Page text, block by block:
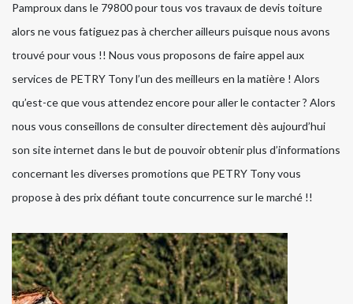
Pamproux dans le 79800 pour tous vos travaux de devis toiture
alors ne vous fatiguez pas à chercher ailleurs puisque nous avons
trouvé pour vous !! Nous vous proposons de faire appel aux
services de PETRY Tony l’un des meilleurs en la matière ! Alors
qu’est-ce que vous attendez encore pour aller le contacter ? Alors
nous vous conseillons de consulter directement dès aujourd’hui
son site internet dans le but de pouvoir obtenir plus d’informations
concernant les diverses promotions que PETRY Tony vous
propose à des prix défiant toute concurrence sur le marché !!